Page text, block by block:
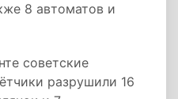
8 автоматов и
советские
разрушили 16